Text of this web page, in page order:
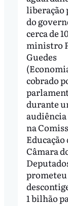
liberação
do
cerca de
ministro
Guedes
cobrado
durante
na
Educação
Câmara
1 bilhão